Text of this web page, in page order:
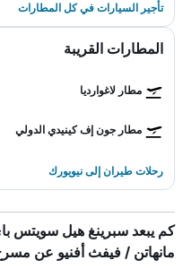
تأجير السيارات في كل المطارات
المطارات القريبة
مطار لاغوارديا
مطار جون إف كينيدي الدولي
رحلات طيران إلى نيويورك
كم يبعد سبرينغ هيل سويتس
مانهاتن / فيفث أفنيو عن